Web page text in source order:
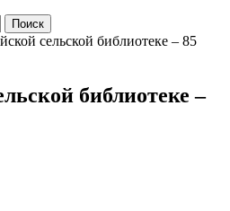
сельской библиотеке – 85
библиотеке –